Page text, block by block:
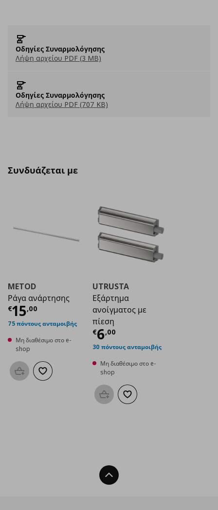
Οδηγίες Συναρμολόγησης
Λήψη αρχείου PDF (3 MB)
Οδηγίες Συναρμολόγησης
Λήψη αρχείου PDF (707 KB)
Συνδυάζεται με
METOD
Ράγα ανάρτησης
€15,00
Τρέχουσα τιμή€ 15,00
75 πόντους ανταμοιβής
Μη διαθέσιμο στο e-
shop
Προσθήκη στο καλάθι
Προσθήκη στα αγαπημένα
UTRUSTA
Εξάρτημα
ανοίγματος με
πίεση
€6,00
Τρέχουσα τιμή
30 πόντους ανταμοιβής
Μη διαθέσιμο στο e-
shop
Προσθήκη στο καλάθι
Προσθήκη στα αγαπημένα
Back To Top